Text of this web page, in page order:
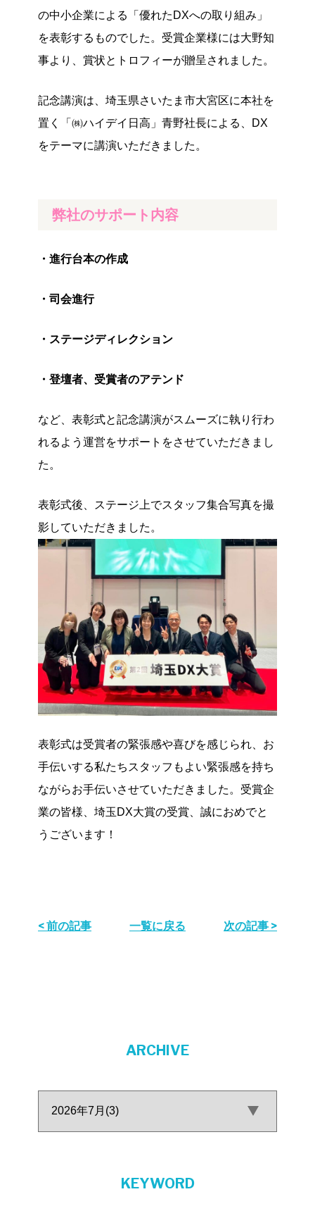
の中小企業による「優れたDXへの取り組み」
を表彰するものでした。受賞企業様には大野知
事より、賞状とトロフィーが贈呈されました。
記念講演は、埼玉県さいたま市大宮区に本社を
置く「㈱ハイデイ日高」青野社長による、DX
をテーマに講演いただきました。
弊社のサポート内容
・進行台本の作成
・司会進行
・ステージディレクション
・登壇者、受賞者のアテンド
など、表彰式と記念講演がスムーズに執り行わ
れるよう運営をサポートをさせていただきまし
た。
表彰式後、ステージ上でスタッフ集合写真を撮
影していただきました。
表彰式は受賞者の緊張感や喜びを感じられ、お
手伝いする私たちスタッフもよい緊張感を持ち
ながらお手伝いさせていただきました。受賞企
業の皆様、埼玉DX大賞の受賞、誠におめでと
うございます！
< 前の記事 一覧に戻る 次の記事 >
ARCHIVE
KEYWORD